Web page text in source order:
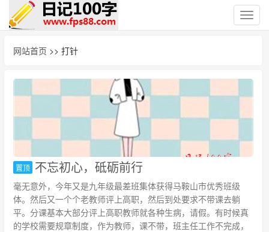
切
换
网站首页 >> 打针
置顶 不忘初心，砥砺前行
毫无意外，今年又是九年级最差班集体获得马鞍山市优秀班级
体。然后又一个个老教师评上高职，然后到处要求不带课去躺
平。分课基本大部分评上高职教师就各种生病，请假。有时候真
的学校需要规章制度，作为教师，课不带，班主任工作不完成，